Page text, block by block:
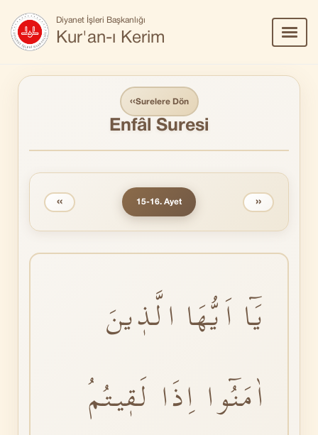
Diyanet İşleri Başkanlığı
Kur'an-ı Kerim
Aç/
‹‹Surelere Dön
Enfâl Suresi
‹‹ 15-16. Ayet ››
يَٓا اَيُّهَا الَّذٖينَ
اٰمَنُٓوا اِذَا لَقٖيتُمُ